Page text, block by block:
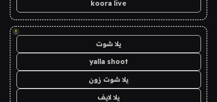
koora live
!
يلا شوت
yalla shoot
يلا شوت زون
يلا لايف